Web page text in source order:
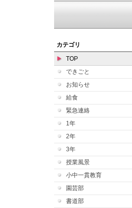
カテゴリ
TOP
できごと
お知らせ
給食
緊急連絡
1年
2年
3年
授業風景
小中一貫教育
園芸部
書道部